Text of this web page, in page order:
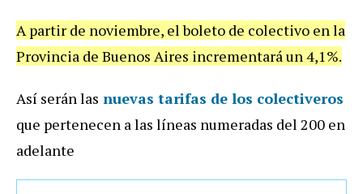
A partir de noviembre, el boleto de colectivo en la
Provincia de Buenos Aires incrementará un 4,1%.
Así serán las nuevas tarifas de los colectiveros
que pertenecen a las líneas numeradas del 200 en
adelante